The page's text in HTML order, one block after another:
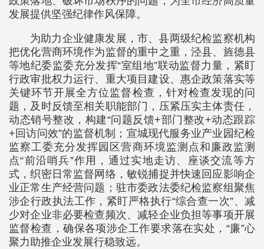
发展提供坚强纪律作风保障。
为助力企业健康发展，市、县两级纪检监察机构
把优化营商环境作为监督的重中之重，泾县、旌德县
等地纪委监委充分发挥“室组地”联动监督力量，紧盯
行政审批权力运行、重大项目建设、惠企政策落实等
关键环节开展全方位监督检查，针对检查发现的问
题，及时反馈至相关职能部门，压紧压实主体责任，
动态销号整改，构建“问题反馈+部门整改+动态跟踪
+回访问效”的监督机制；宣城现代服务业产业园纪检
监察工委充分发挥园区营商环境监测点和廉政监测
点“前沿哨兵”作用，通过实地走访、座谈交流等方
式，织密日常监督网络，敏锐捕捉并快速回应影响企
业正常生产经营问题；驻市委政法委纪检监察组聚焦
涉企行政执法工作，紧盯严格执行“综合查一次”、减
少对企业非必要检查频次、减轻企业负担等事项开展
监督检查，确保各项涉企工作要求落在实处，“廉”心
聚力助推企业发展行稳致远。